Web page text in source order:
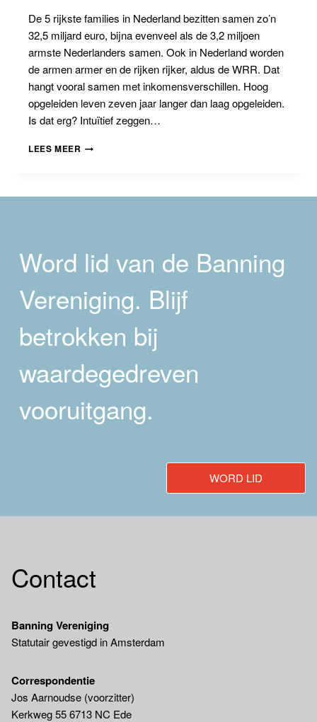
De 5 rijkste families in Nederland bezitten samen zo’n
32,5 miljard euro, bijna evenveel als de 3,2 miljoen
armste Nederlanders samen. Ook in Nederland worden
de armen armer en de rijken rijker, aldus de WRR. Dat
hangt vooral samen met inkomensverschillen. Hoog
opgeleiden leven zeven jaar langer dan laag opgeleiden.
Is dat erg? Intuïtief zeggen…
LEES MEER CONFERENTIE:
Word lid van de Banning
Vereniging. Blijf
betrokken bij
waardegedreven
vooruitgang.
WORD LID
Contact
Banning Vereniging
Statutair gevestigd in Amsterdam
Correspondentie
Jos Aarnoudse (voorzitter)
Kerkweg 55 6713 NC Ede